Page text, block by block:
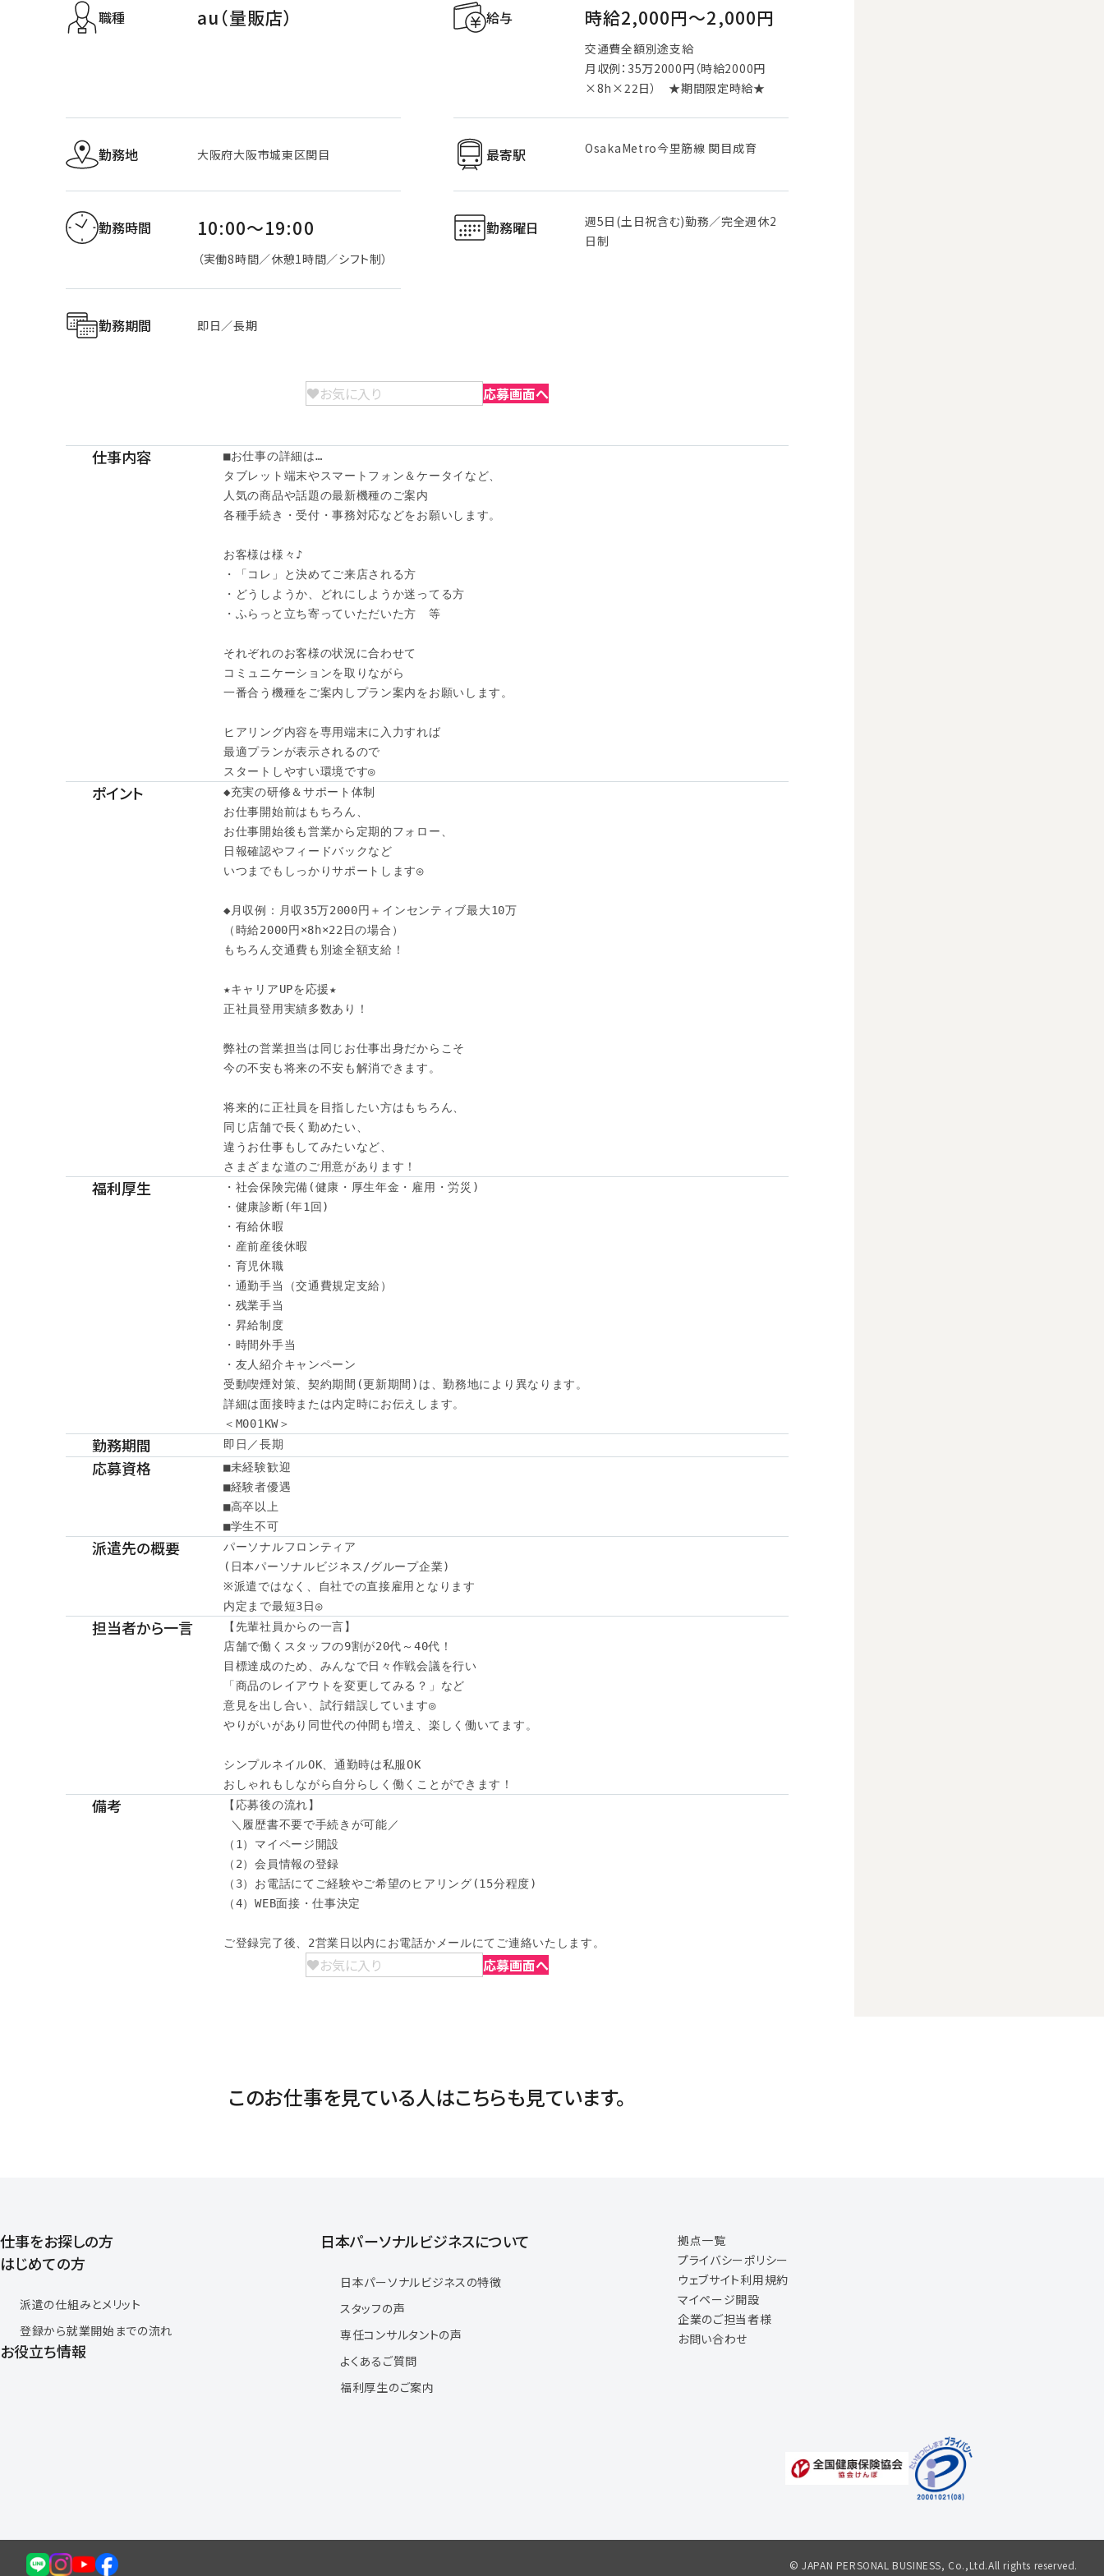
職種 au（量販店） 給与 時給2,000円〜2,000円
交通費全額別途支給
月収例：35万2000円（時給2000円
×8h×22日） ★期間限定時給★
勤務地 大阪府大阪市城東区関目 最寄駅 OsakaMetro今里筋線 関目成育
勤務時間 10:00～19:00
（実働8時間／休憩1時間／シフト制）
勤務曜日
週5日(土日祝含む)勤務／完全週休2
日制
勤務期間 即日／長期
お気に入り 応募画面へ
仕事内容
■お仕事の詳細は…
タブレット端末やスマートフォン＆ケータイなど、
人気の商品や話題の最新機種のご案内
各種手続き・受付・事務対応などをお願いします。
お客様は様々♪
・「コレ」と決めてご来店される方
・どうしようか、どれにしようか迷ってる方
・ふらっと立ち寄っていただいた方　等
それぞれのお客様の状況に合わせて
コミュニケーションを取りながら
一番合う機種をご案内しプラン案内をお願いします。
ヒアリング内容を専用端末に入力すれば
最適プランが表示されるので
スタートしやすい環境です◎
ポイント
◆充実の研修＆サポート体制
お仕事開始前はもちろん、
お仕事開始後も営業から定期的フォロー、
日報確認やフィードバックなど
いつまでもしっかりサポートします◎
◆月収例：月収35万2000円＋インセンティブ最大10万
（時給2000円×8h×22日の場合）
もちろん交通費も別途全額支給！
★キャリアUPを応援★
正社員登用実績多数あり！
弊社の営業担当は同じお仕事出身だからこそ
今の不安も将来の不安も解消できます。
将来的に正社員を目指したい方はもちろん、
同じ店舗で長く勤めたい、
違うお仕事もしてみたいなど、
さまざまな道のご用意があります！
福利厚生
・社会保険完備(健康・厚生年金・雇用・労災)
・健康診断(年1回)
・有給休暇
・産前産後休暇
・育児休職
・通勤手当（交通費規定支給）
・残業手当
・昇給制度
・時間外手当
・友人紹介キャンペーン
受動喫煙対策、契約期間(更新期間)は、勤務地により異なります。
詳細は面接時または内定時にお伝えします。
＜M001KW＞
勤務期間 即日／長期
応募資格
■未経験歓迎
■経験者優遇
■高卒以上
■学生不可
派遣先の概要
パーソナルフロンティア
(日本パーソナルビジネス/グループ企業)
※派遣ではなく、自社での直接雇用となります
内定まで最短3日◎
担当者から一言
【先輩社員からの一言】
店舗で働くスタッフの9割が20代～40代！
目標達成のため、みんなで日々作戦会議を行い
「商品のレイアウトを変更してみる？」など
意見を出し合い、試行錯誤しています◎
やりがいがあり同世代の仲間も増え、楽しく働いてます。
シンプルネイルOK、通勤時は私服OK
おしゃれもしながら自分らしく働くことができます！
備考
【応募後の流れ】
＼履歴書不要で手続きが可能／
（1）マイページ開設
（2）会員情報の登録
（3）お電話にてご経験やご希望のヒアリング(15分程度)
（4）WEB面接・仕事決定
ご登録完了後、2営業日以内にお電話かメールにてご連絡いたします。
お気に入り 応募画面へ
このお仕事を見ている人はこちらも見ています。
仕事をお探しの方
はじめての方
派遣の仕組みとメリット
登録から就業開始までの流れ
お役立ち情報
日本パーソナルビジネスについて
日本パーソナルビジネスの特徴
スタッフの声
専任コンサルタントの声
よくあるご質問
福利厚生のご案内
拠点一覧
プライバシーポリシー
ウェブサイト利用規約
マイページ開設
企業のご担当者様
お問い合わせ
© JAPAN PERSONAL BUSINESS, Co.,Ltd.All rights reserved.